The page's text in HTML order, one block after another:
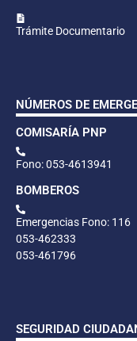
Trámite Documentario
NÚMEROS DE
COMISARÍA PNP
Fono: 053-4613941
BOMBEROS
Emergencias Fono: 116
053-462333
053-461796
SEGURIDAD